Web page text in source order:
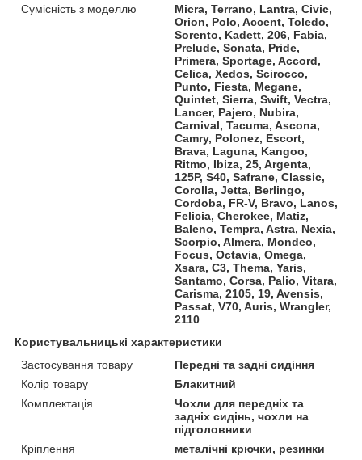
Сумісність з моделлю
Micra, Terrano, Lantra, Civic,
Orion, Polo, Accent, Toledo,
Sorento, Kadett, 206, Fabia,
Prelude, Sonata, Pride,
Primera, Sportage, Accord,
Celica, Xedos, Scirocco,
Punto, Fiesta, Megane,
Quintet, Sierra, Swift, Vectra,
Lancer, Pajero, Nubira,
Carnival, Tacuma, Ascona,
Camry, Polonez, Escort,
Brava, Laguna, Kangoo,
Ritmo, Ibiza, 25, Argenta,
125P, S40, Safrane, Classic,
Corolla, Jetta, Berlingo,
Cordoba, FR-V, Bravo, Lanos,
Felicia, Cherokee, Matiz,
Baleno, Tempra, Astra, Nexia,
Scorpio, Almera, Mondeo,
Focus, Octavia, Omega,
Xsara, C3, Thema, Yaris,
Santamo, Corsa, Palio, Vitara,
Carisma, 2105, 19, Avensis,
Passat, V70, Auris, Wrangler,
2110
Користувальницькі характеристики
Застосування товару
Передні та задні сидіння
Колір товару
Блакитний
Комплектація
Чохли для передніх та
задніх сидінь, чохли на
підголовники
Кріплення
металічні крючки, резинки